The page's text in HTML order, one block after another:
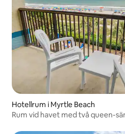
Hotellrum i Myrtle Beach
Rum vid havet med två queen-